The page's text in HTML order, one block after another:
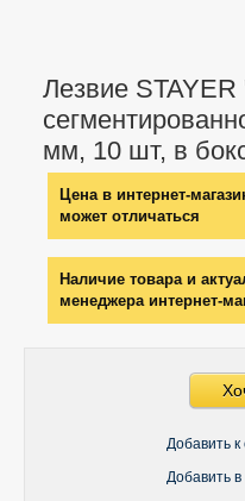
Лезвие
мм, 10 шт, в
Цена в интернет-
может отличаться
Наличие товара и
менеджера интернет-
Добавить
Добавить